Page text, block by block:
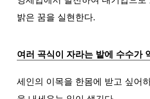
밝은 꿈을 실현한다.
여러 곡식이 자라는 밭에 수수가
세인의 이목을 한몸에 받고 싶어